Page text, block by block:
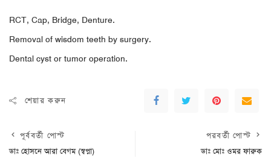
RCT, Cap, Bridge, Denture.
Removal of wisdom teeth by surgery.
Dental cyst or tumor operation.
শেয়ার করুন
পূর্ববর্তী পোস্ট
ডাঃ হোসনে আরা বেগম (স্বপ্না)
পরবর্তী পোস্ট
ডাঃ মোঃ ওমর ফারুক